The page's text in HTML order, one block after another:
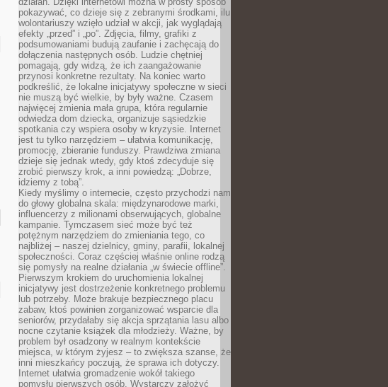
pokazywać, co dzieje się z zebranymi środkami, ilu
wolontariuszy wzięło udział w akcji, jak wyglądają
efekty „przed” i „po”. Zdjęcia, filmy, grafiki z
podsumowaniami budują zaufanie i zachęcają do
dołączenia następnych osób. Ludzie chętniej
pomagają, gdy widzą, że ich zaangażowanie
przynosi konkretne rezultaty. Na koniec warto
podkreślić, że lokalne inicjatywy społeczne w sieci
nie muszą być wielkie, by były ważne. Czasem
najwięcej zmienia mała grupa, która regularnie
odwiedza dom dziecka, organizuje sąsiedzkie
spotkania czy wspiera osoby w kryzysie. Internet
jest tu tylko narzędziem – ułatwia komunikację,
promocję, zbieranie funduszy. Prawdziwa zmiana
dzieje się jednak wtedy, gdy ktoś zdecyduje się
zrobić pierwszy krok, a inni powiedzą: „Dobrze,
idziemy z tobą”.
Kiedy myślimy o internecie, często przychodzi nam
do głowy globalna skala: międzynarodowe marki,
influencerzy z milionami obserwujących, globalne
kampanie. Tymczasem sieć może być też
potężnym narzędziem do zmieniania tego, co
najbliżej – naszej dzielnicy, gminy, parafii, lokalnej
społeczności. Coraz częściej właśnie online rodzą
się pomysły na realne działania „w świecie offline”.
Pierwszym krokiem do uruchomienia lokalnej
inicjatywy jest dostrzeżenie konkretnego problemu
lub potrzeby. Może brakuje bezpiecznego placu
zabaw, ktoś powinien zorganizować wsparcie dla
seniorów, przydałaby się akcja sprzątania lasu albo
nocne czytanie książek dla młodzieży. Ważne, by
problem był osadzony w realnym kontekście
miejsca, w którym żyjesz – to zwiększa szanse, że
inni mieszkańcy poczują, że sprawa ich dotyczy.
Internet ułatwia gromadzenie wokół takiego
pomysłu pierwszych osób. Wystarczy założyć